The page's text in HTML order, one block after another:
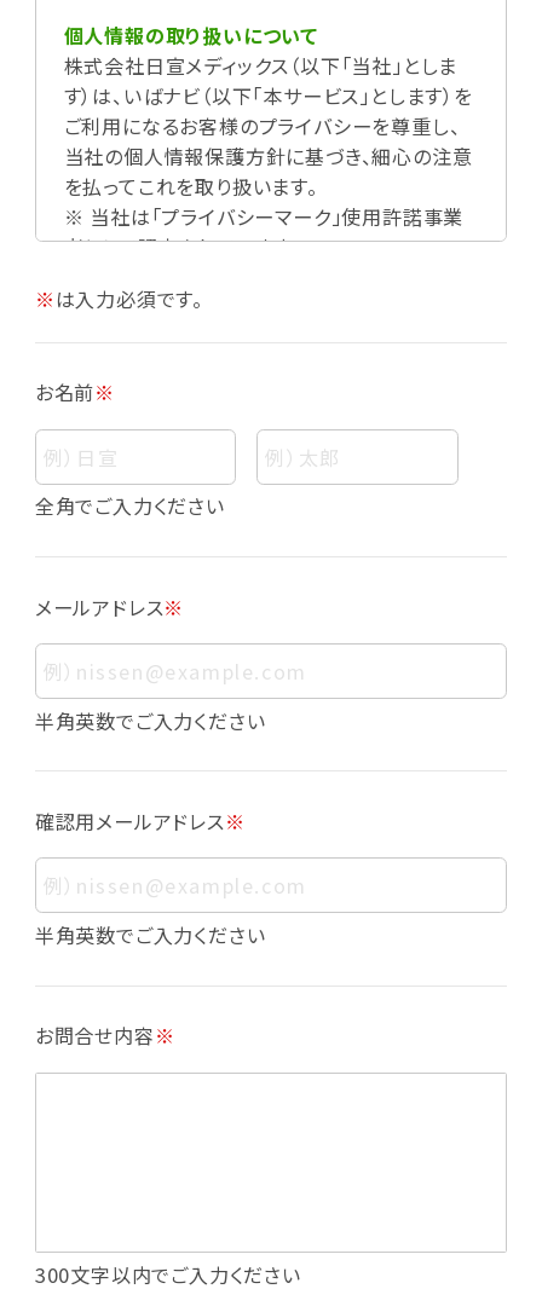
個人情報の取り扱いについて
株式会社日宣メディックス（以下「当社」としま
す）は、いばナビ（以下「本サービス」とします）を
ご利用になるお客様のプライバシーを尊重し、
当社の個人情報保護方針に基づき、細心の注意
を払ってこれを取り扱います。
※ 当社は「プライバシーマーク」使用許諾事業
者として認定されています。
個人情報
個人情報とは、お客様個人に関する情報であっ
て、当該情報を構成する氏名、住所、電話番号、
す。また、その情報のみでは識別できない場合で
も、他の情報と容易に照合することで、結果的に
お客様個人を識別できるものも個人情報に含ま
れます。
個人情報の利用目的について
下の通りであり、これらの目的達成の範囲を超
えてお客様の個人情報を利用することはありま
せん。
・会員登録者の個人認証
・会員ポイントプログラムの運営
・メールマガジンの配信
・本サービスに関する規約等の変更の通知
・投稿したクチコミ情報、写真の本サービスへの
※は入力必須です。
お名前※
全角でご入力ください
メールアドレス※
半角英数でご入力ください
確認用メールアドレス※
半角英数でご入力ください
お問合せ内容※
300文字以内でご入力ください